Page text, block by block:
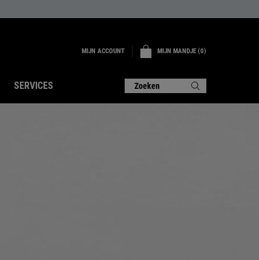
MIJN ACCOUNT MIJN MANDJE 0
0 PRODUCT
SERVICES Zoeken